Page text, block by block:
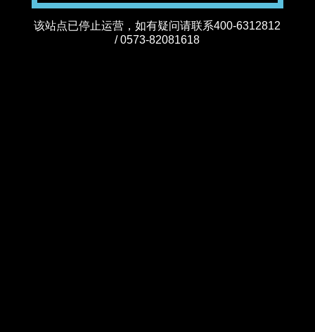
该站点已停止运营，如有疑问请联系400-6312812
/ 0573-82081618